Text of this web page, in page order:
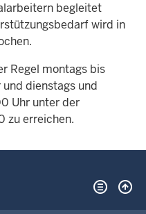
begleitet
wird in
Regel montags bis
dienstags und
Uhr unter der
zu erreichen.